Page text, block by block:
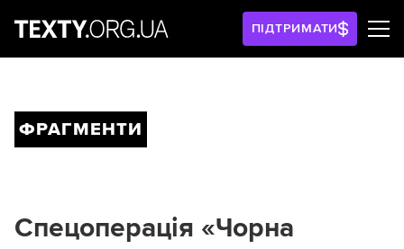
ПІДТРИМАТИ
ФРАГМЕНТИ
Спецоперація «Чорна